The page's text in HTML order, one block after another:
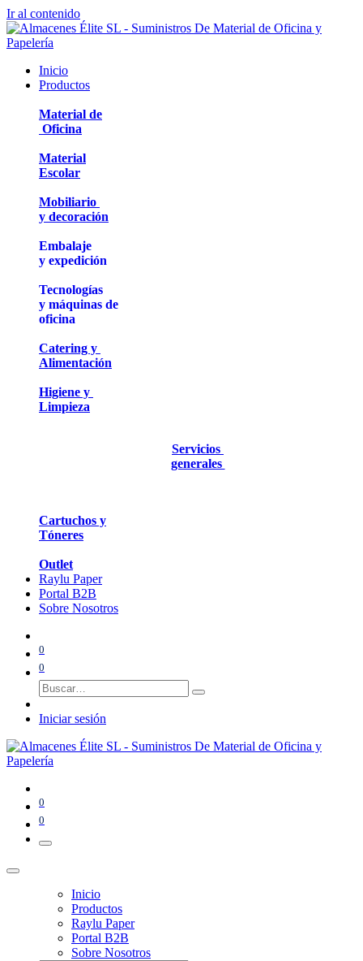
Ir al contenido
Inicio
Productos
Material de
Oficina
Material
Escolar
Mobiliario
y decoración
Embalaje
y expedición
Tecnologías
y máquinas de
oficina
Catering y
Alimentación
Higiene y
Limpieza
Servicios
generales
Cartuchos y
Tóneres
Outlet
Raylu Paper
Portal B2B
Sobre Nosotros
0
0
Iniciar sesión
0
0
Inicio
Productos
Raylu Paper
Portal B2B
Sobre Nosotros